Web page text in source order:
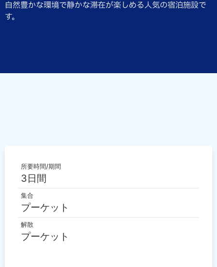
自然豊かな環境で静かな滞在が楽しめる人気の宿泊施設で
す。
所要時間/期間
3日間
集合
プーケット
解散
プーケット